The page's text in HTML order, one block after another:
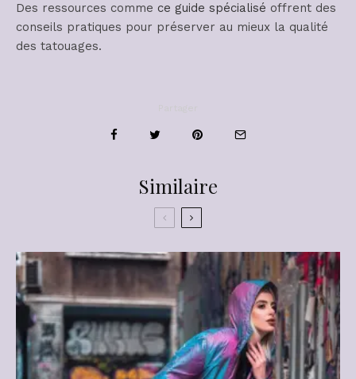
Des ressources comme ce guide spécialisé offrent des
conseils pratiques pour préserver au mieux la qualité
des tatouages.
Similaire